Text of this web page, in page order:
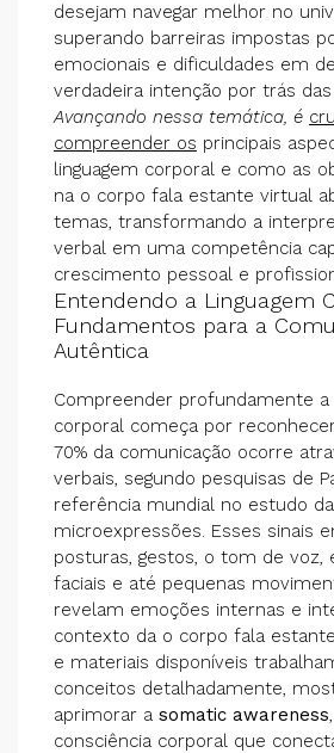
desejam navegar melhor no
superando barreiras impostas
emocionais e dificuldades em
verdadeira intenção por trás das
Avançando nessa temática, é
compreender os principais
linguagem corporal e como as
na o corpo fala estante virtual
temas, transformando a
verbal em uma competência
crescimento pessoal e
Entendendo a Linguagem
Fundamentos para a
Autêntica
Compreender profundamente a
corporal começa por
70% da comunicação ocorre
verbais, segundo pesquisas de
referência mundial no estudo
microexpressões. Esses sinais
posturas, gestos, o tom de voz,
faciais e até pequenas
revelam emoções internas e
contexto da o corpo fala
e materiais disponíveis
conceitos detalhadamente,
aprimorar a somatic awareness
consciência corporal que